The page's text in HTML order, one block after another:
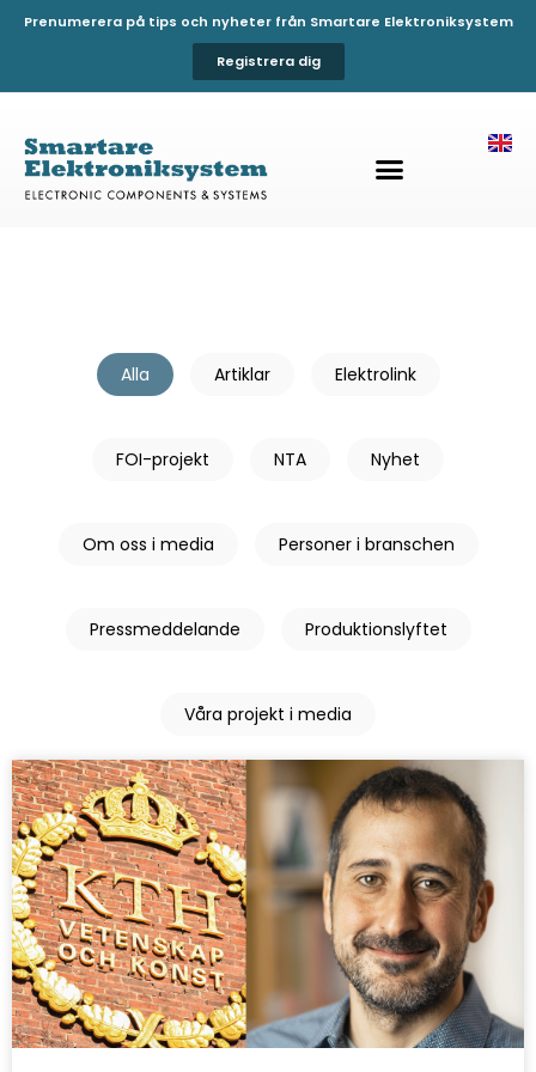
Prenumerera på tips och nyheter från Smartare Elektroniksystem
Registrera dig
Alla Artiklar Elektrolink
FOI-projekt NTA Nyhet
Om oss i media Personer i branschen
Pressmeddelande Produktionslyftet
Våra projekt i media